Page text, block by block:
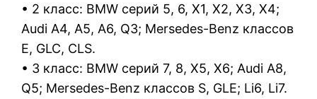
• 2 класс: BMW серий 5, 6, X1, X2, X3, X4;
Audi A4, A5, A6, Q3; Mersedes-Benz классов
E, GLC, CLS.
• 3 класс: BMW серий 7, 8, X5, X6; Audi A8,
Q5; Mersedes-Benz классов S, GLE; Li6, Li7.